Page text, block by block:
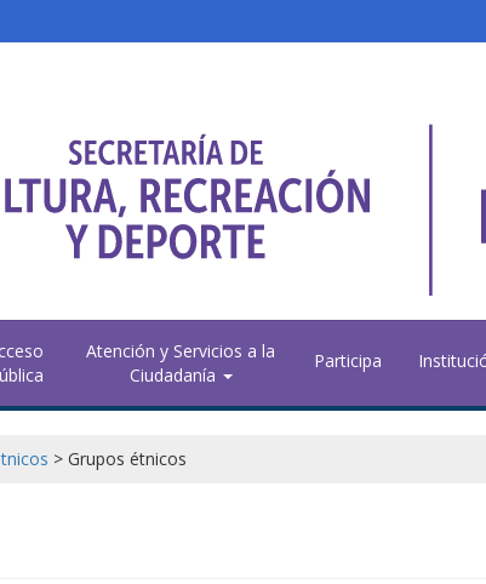
Atención y Servicios a la
Ciudadanía
Participa
> Grupos étnicos